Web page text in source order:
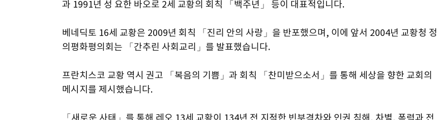
과 1991년 성 요한 바오로 2세 교황의 회칙 「백주년」 등이 대표적입니다.
베네딕토 16세 교황은 2009년 회칙 「진리 안의 사랑」을 반포했으며, 이에 앞서 2004년 교황청 정
의평화평의회는 「간추린 사회교리」를 발표했습니다.
프란치스코 교황 역시 권고 「복음의 기쁨」과 회칙 「찬미받으소서」를 통해 세상을 향한 교회의
메시지를 제시했습니다.